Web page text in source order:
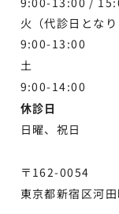
火（代診日となり
9:00-13:00
土
9:00-14:00
休診日
日曜、祝日
〒162-0054
東京都新宿区河